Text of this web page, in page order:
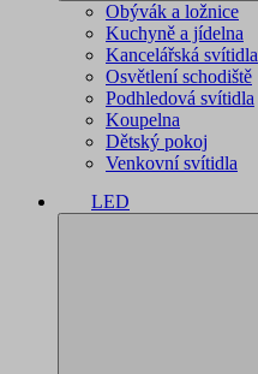
Obývák a ložnice
Kuchyně a jídelna
Kancelářská svítidla
Osvětlení schodiště
Podhledová svítidla
Koupelna
Dětský pokoj
Venkovní svítidla
LED